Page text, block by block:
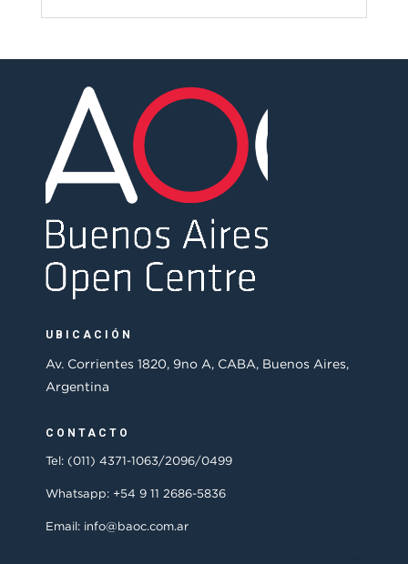
UBICACIÓN
Av. Corrientes 1820, 9no A, CABA, Buenos Aires,
Argentina
CONTACTO
Tel: (011) 4371-1063/2096/0499
Whatsapp: +54 9 11 2686-5836
Email: info@baoc.com.ar